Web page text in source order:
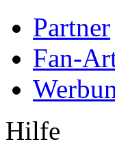
Partner
Fan-
Hilfe